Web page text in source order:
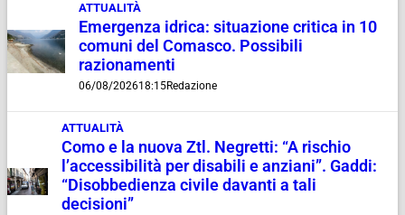
ATTUALITÀ
Emergenza idrica: situazione critica in 10
comuni del Comasco. Possibili
razionamenti
06/08/202618:15Redazione
ATTUALITÀ
Como e la nuova Ztl. Negretti: “A rischio
l’accessibilità per disabili e anziani”. Gaddi:
“Disobbedienza civile davanti a tali
decisioni”